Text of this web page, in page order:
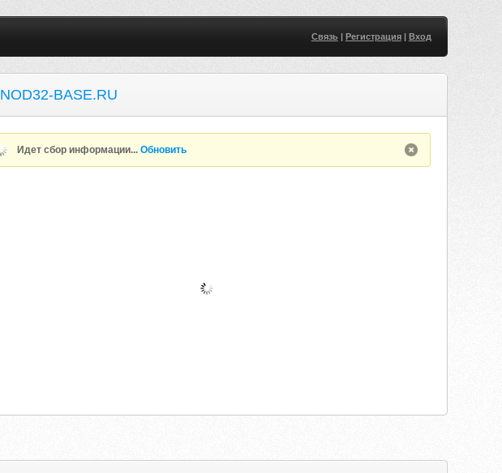
Связь| Регистрация| Вход
NOD32-BASE.RU
Идет сбор информации...Обновить